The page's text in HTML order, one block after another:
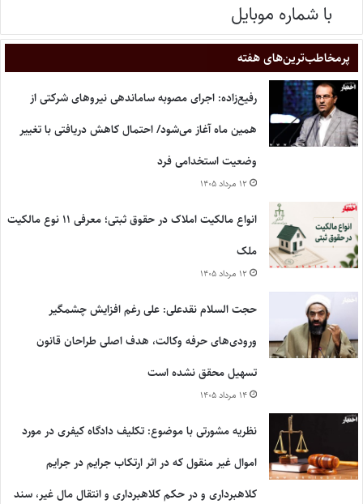
با شماره موبایل
پر‌مخاطب‌ترین‌های هفته
رفیع‌زاده: اجرای مصوبه ساماندهی نیروهای شرکتی از
همین ماه آغاز می‌شود/ احتمال کاهش دریافتی با تغییر
وضعیت استخدامی فرد
۱۲ مرداد ۱۴۰۵
انواع مالکیت املاک در حقوق ثبتی؛ معرفی ۱۱ نوع مالکیت
ملک
۱۲ مرداد ۱۴۰۵
حجت السلام نقدعلی: علی رغم افزایش چشمگیر
ورودی‌های حرفه وکالت، هدف اصلی طراحان قانون
تسهیل محقق نشده است
۱۴ مرداد ۱۴۰۵
نظریه مشورتی با موضوع: تکلیف دادگاه کیفری در مورد
اموال غیر منقول که در اثر ارتکاب جرایم در جرایم
کلاهبرداری و در حکم کلاهبرداری و انتقال مال غیر، سند